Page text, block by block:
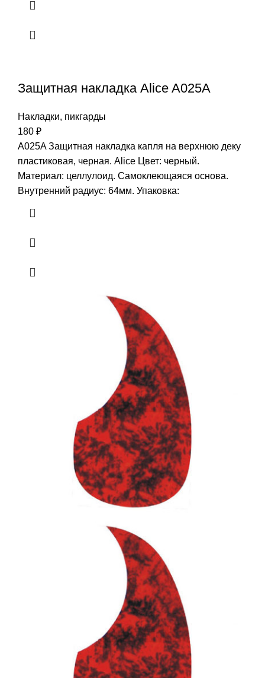
Защитная накладка Alice A025A
Накладки, пикгарды
180 ₽
A025A Защитная накладка капля на верхнюю деку
пластиковая, черная. Alice Цвет: черный.
Материал: целлулоид. Самоклеющаяся основа.
Внутренний радиус: 64мм. Упаковка: